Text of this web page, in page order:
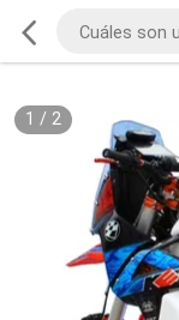
1 / 2